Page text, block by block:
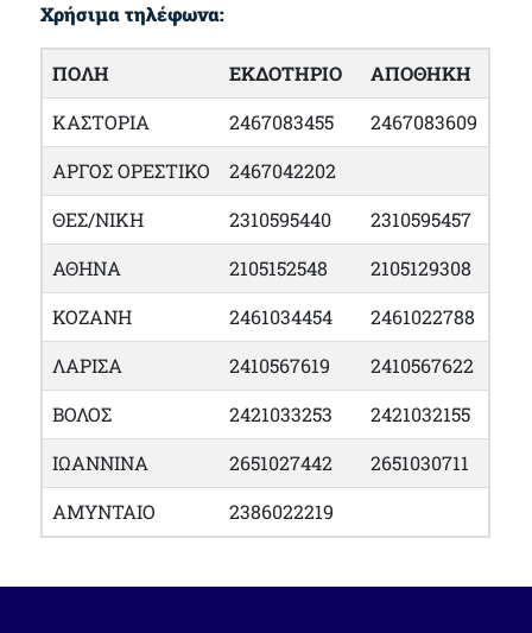
Χρήσιμα τηλέφωνα:
ΠΟΛΗ ΕΚΔΟΤΗΡΙΟ
ΑΠΟΘΗΚΗ
ΚΑΣΤΟΡΙΑ
2467083455
2467083609
ΑΡΓΟΣ ΟΡΕΣΤΙΚΟ
2467042202
ΘΕΣ/ΝΙΚΗ
2310595440
2310595457
ΑΘΗΝΑ
2105152548
2105129308
ΚΟΖΑΝΗ
2461034454
2461022788
ΛΑΡΙΣΑ
2410567619
2410567622
ΒΟΛΟΣ
2421033253
2421032155
ΙΩΑΝΝΙΝΑ
2651027442
2651030711
ΑΜΥΝΤΑΙΟ
2386022219